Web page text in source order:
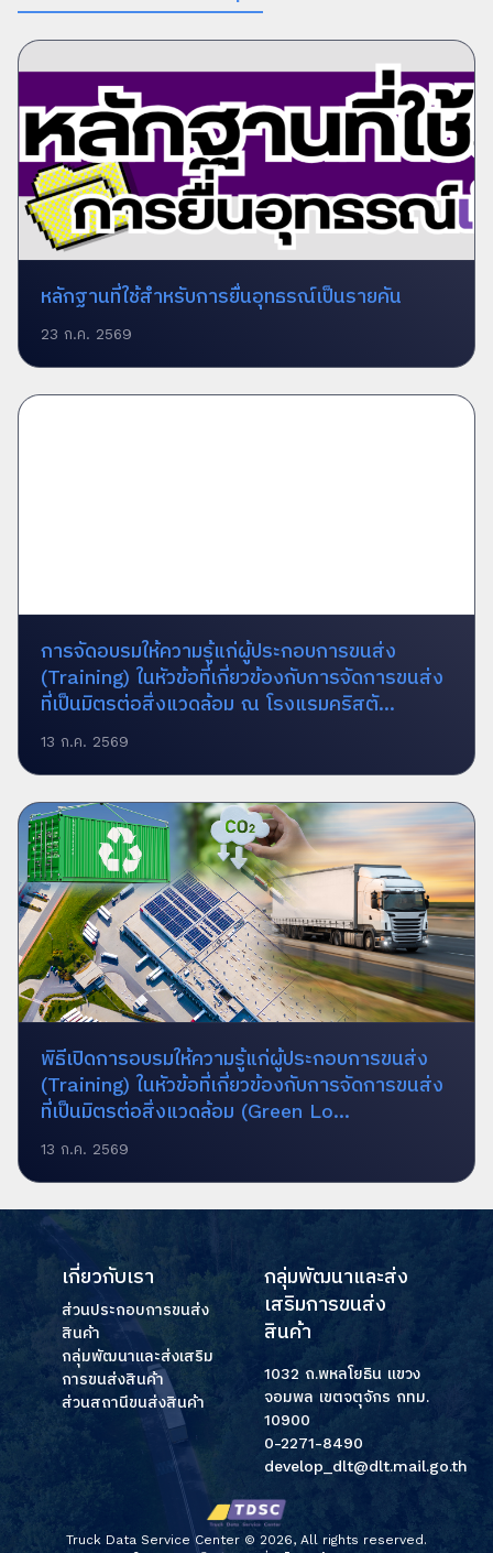
หลักฐานที่ใช้สำหรับการยื่นอุทธรณ์เป็นรายคัน
23 ก.ค. 2569
การจัดอบรมให้ความรู้แก่ผู้ประกอบการขนส่ง
(Training) ในหัวข้อที่เกี่ยวข้องกับการจัดการขนส่ง
ที่เป็นมิตรต่อสิ่งแวดล้อม ณ โรงแรมคริสตั...
13 ก.ค. 2569
พิธีเปิดการอบรมให้ความรู้แก่ผู้ประกอบการขนส่ง
(Training) ในหัวข้อที่เกี่ยวข้องกับการจัดการขนส่ง
ที่เป็นมิตรต่อสิ่งแวดล้อม (Green Lo...
13 ก.ค. 2569
เกี่ยวกับเรา
ส่วนประกอบการขนส่ง
สินค้า
กลุ่มพัฒนาและส่งเสริม
การขนส่งสินค้า
ส่วนสถานีขนส่งสินค้า
กลุ่มพัฒนาและส่ง
เสริมการขนส่ง
สินค้า
1032 ถ.พหลโยธิน แขวง
จอมพล เขตจตุจักร กทม.
10900
0-2271-8490
develop_dlt@dlt.mail.go.th
Truck Data Service Center © 2026, All rights reserved.